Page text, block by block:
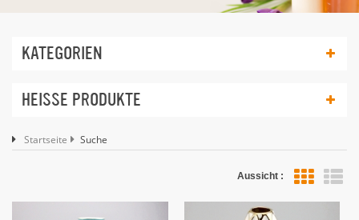
KATEGORIEN
HEISSE PRODUKTE
Startseite Suche
Aussicht :